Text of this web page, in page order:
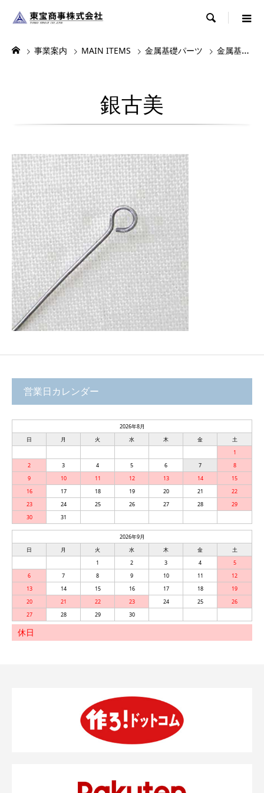

事業案内 MAIN ITEMS 金属基礎パーツ 金属基礎パーツ1
銀古美
営業日カレンダー
2026年8月
日
月 火 水 木 金
土
1
2
3 4 5 6 7
8
9
10 11 12 13 14
15
16
17 18 19 20 21
22
23
24 25 26 27 28
29
30
31
2026年9月
日
月 火 水 木 金
土
1
2 3 4
5
6
7 8 9 10 11
12
13
14 15 16 17 18
19
20
21 22 23 24 25
26
27
28 29 30
休日